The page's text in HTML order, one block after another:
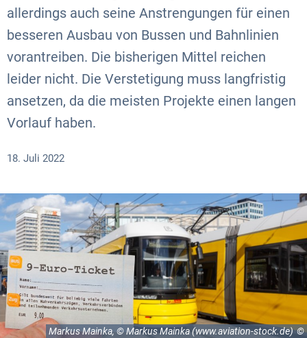
allerdings auch seine Anstrengungen für einen
besseren Ausbau von Bussen und Bahnlinien
vorantreiben. Die bisherigen Mittel reichen
leider nicht. Die Verstetigung muss langfristig
ansetzen, da die meisten Projekte einen langen
Vorlauf haben.
18. Juli 2022
Markus Mainka, © Markus Mainka (www.aviation-stock.de)